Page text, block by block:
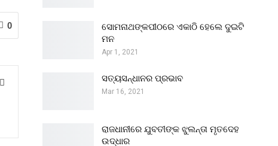
0
ସୋମନାଥଙ୍କପୀଠରେ ଏକାଠି ହେଲେ ଦୁଇଟି
ମନ
Apr 1, 2021
ସତ୍ୟସନ୍ଧାନର ପ୍ରଭାବ
Mar 16, 2021
ରାଜଧାନୀରେ ଯୁବତୀଙ୍କ ଝୁଲନ୍ତା ମୃତଦେହ
ଉଦ୍ଧାର